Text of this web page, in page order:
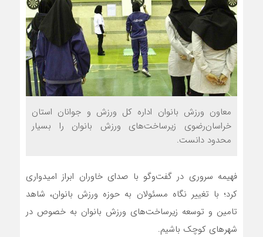
معاون ورزش بانوان اداره کل ورزش و جوانان استان
خراسان‌رضوی زیرساخت‌های ورزش بانوان را بسیار
محدود دانست.
فهیمه سروری در گفت‌وگو با صدای خاوران ابراز امیدواری
کرد؛ با تغییر نگاه مسئولان به حوزه ورزش بانوان، شاهد
تامین و توسعه زیرساخت‌های ورزش بانوان به خصوص در
شهرهای کوچک باشیم.